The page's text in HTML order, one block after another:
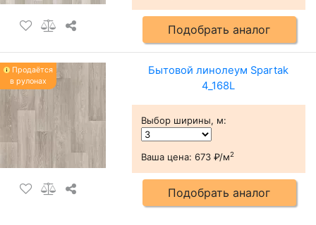
Подобрать аналог
Продаётся
в рулонах
Бытовой линолеум Spartak
4_168L
Выбор ширины, м:
Ваша цена: 673 ₽/м2
Подобрать аналог